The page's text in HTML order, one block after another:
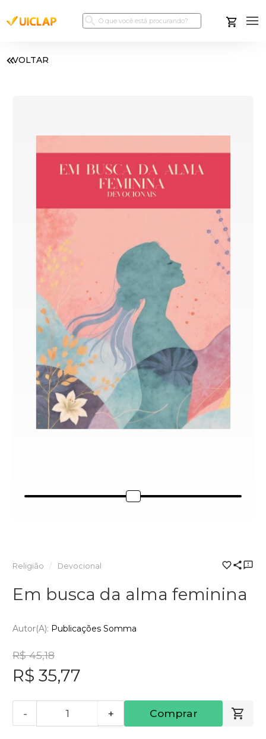
VOLTAR
Religião Devocional
Em busca da alma feminina
Autor(a): Publicações Somma
R$ 45,18
R$ 35,77
- + Comprar